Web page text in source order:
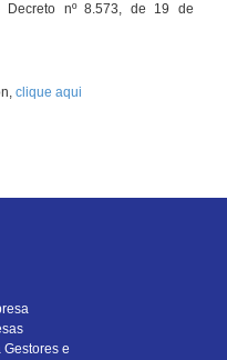
Decreto nº 8.573, de 19 de
clique aqui
e